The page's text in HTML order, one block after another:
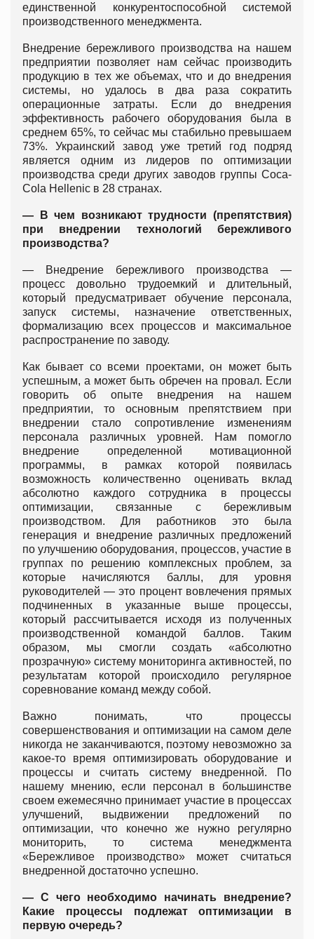
единственной конкурентоспособной системой
производственного менеджмента.
Внедрение бережливого производства на нашем
предприятии позволяет нам сейчас производить
продукцию в тех же объемах, что и до внедрения
системы, но удалось в два раза сократить
операционные затраты. Если до внедрения
эффективность рабочего оборудования была в
среднем 65%, то сейчас мы стабильно превышаем
73%. Украинский завод уже третий год подряд
является одним из лидеров по оптимизации
производства среди других заводов группы Coca-
Cola Hellenic в 28 странах.
— В чем возникают трудности (препятствия)
при внедрении технологий бережливого
производства?
— Внедрение бережливого производства —
процесс довольно трудоемкий и длительный,
который предусматривает обучение персонала,
запуск системы, назначение ответственных,
формализацию всех процессов и максимальное
распространение по заводу.
Как бывает со всеми проектами, он может быть
успешным, а может быть обречен на провал. Если
говорить об опыте внедрения на нашем
предприятии, то основным препятствием при
внедрении стало сопротивление изменениям
персонала различных уровней. Нам помогло
внедрение определенной мотивационной
программы, в рамках которой появилась
возможность количественно оценивать вклад
абсолютно каждого сотрудника в процессы
оптимизации, связанные с бережливым
производством. Для работников это была
генерация и внедрение различных предложений
по улучшению оборудования, процессов, участие в
группах по решению комплексных проблем, за
которые начисляются баллы, для уровня
руководителей — это процент вовлечения прямых
подчиненных в указанные выше процессы,
который рассчитывается исходя из полученных
производственной командой баллов. Таким
образом, мы смогли создать «абсолютно
прозрачную» систему мониторинга активностей, по
результатам которой происходило регулярное
соревнование команд между собой.
Важно понимать, что процессы
совершенствования и оптимизации на самом деле
никогда не заканчиваются, поэтому невозможно за
какое-то время оптимизировать оборудование и
процессы и считать систему внедренной. По
нашему мнению, если персонал в большинстве
своем ежемесячно принимает участие в процессах
улучшений, выдвижении предложений по
оптимизации, что конечно же нужно регулярно
мониторить, то система менеджмента
«Бережливое производство» может считаться
внедренной достаточно успешно.
— С чего необходимо начинать внедрение?
Какие процессы подлежат оптимизации в
первую очередь?